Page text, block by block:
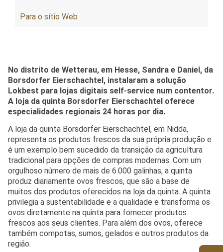
Para o sítio Web
No distrito de Wetterau, em Hesse, Sandra e Daniel, da
Borsdorfer Eierschachtel, instalaram a solução
Lokbest para lojas digitais self-service num contentor.
A loja da quinta Borsdorfer Eierschachtel oferece
especialidades regionais 24 horas por dia.
A loja da quinta Borsdorfer Eierschachtel, em Nidda,
representa os produtos frescos da sua própria produção e
é um exemplo bem sucedido da transição da agricultura
tradicional para opções de compras modernas. Com um
orgulhoso número de mais de 6.000 galinhas, a quinta
produz diariamente ovos frescos, que são a base de
muitos dos produtos oferecidos na loja da quinta. A quinta
privilegia a sustentabilidade e a qualidade e transforma os
ovos diretamente na quinta para fornecer produtos
frescos aos seus clientes. Para além dos ovos, oferece
também compotas, sumos, gelados e outros produtos da
região.